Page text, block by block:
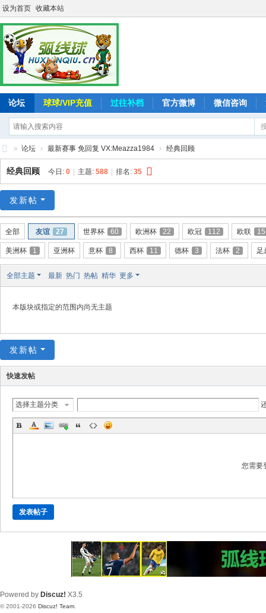
设为首页 收藏本站
论坛 球球/VIP充值 过往补档 官方微博 微信咨询
弧
线
-
追
求
致
» 论坛 › 最新赛事 免回复 VX:Meazza1984 › 经典回顾
经典回顾 今日: 0 主题: 588 排名: 35
发新帖
全部 友谊 27 世界杯 60 欧洲杯 22 欧冠 112 欧联 15
美洲杯 1 亚洲杯 意杯 8 西杯 11 德杯 3 法杯 2 足
全部主题 最新 热门 热帖 精华 更多
本版块或指定的范围内尚无主题
发新帖
快速发帖
选择主题分类
您需要
发表帖子
Powered by Discuz! X3.5
© 2001-2026 Discuz! Team